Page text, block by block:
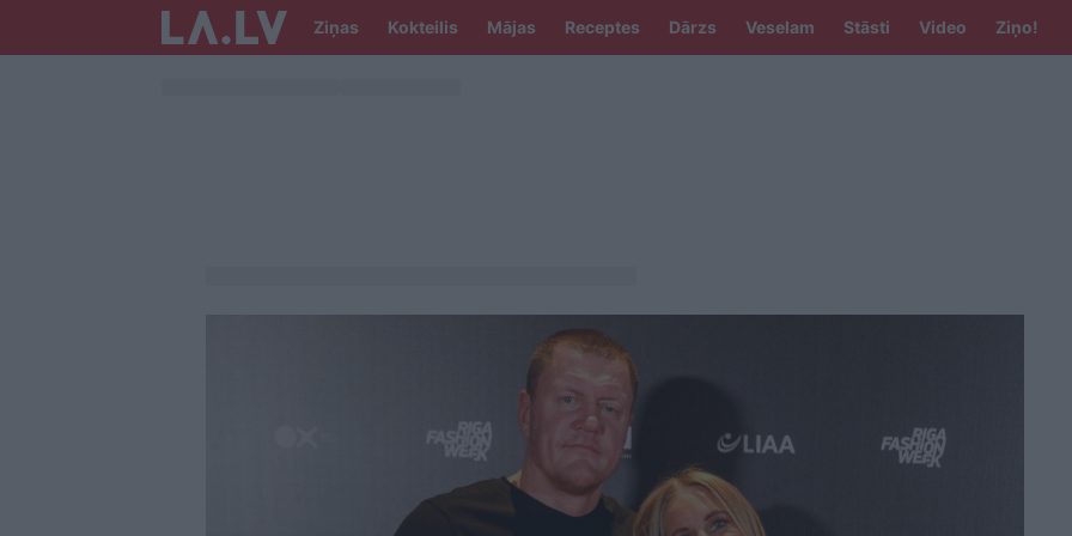
Ziņas Kokteilis Mājas Receptes Dārzs Veselam Stāsti Video Ziņo!